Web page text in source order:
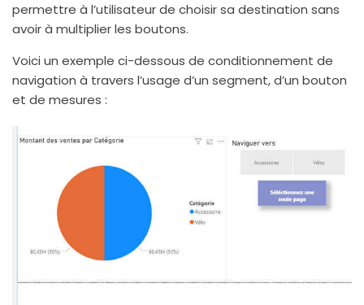
permettre à l’utilisateur de choisir sa destination sans
avoir à multiplier les boutons.
Voici un exemple ci-dessous de conditionnement de
navigation à travers l’usage d’un segment, d’un bouton
et de mesures :